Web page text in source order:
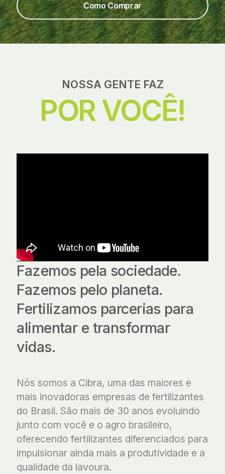
Como Comprar
NOSSA GENTE FAZ
POR VOCÊ!
Fazemos pela sociedade.
Fazemos pelo planeta.
Fertilizamos parcerias para
alimentar e transformar
vidas.
Nós somos a Cibra, uma das maiores e
mais inovadoras empresas de fertilizantes
do Brasil. São mais de 30 anos evoluindo
junto com você e o agro brasileiro,
oferecendo fertilizantes diferenciados para
impulsionar ainda mais a produtividade e a
qualidade da lavoura.